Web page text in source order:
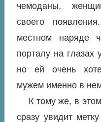
чемоданы,
своего
местном наряде
порталу на глазах
но ей очень
мужем именно в
К тому же, в
сразу увидит